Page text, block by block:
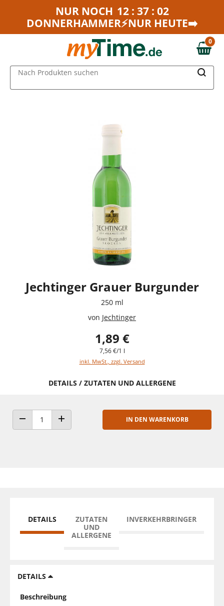
Zum Hauptinhalt springen
Zur Navigation springen
NUR NOCH 12 : 37 : 02
DONNERHAMMER⚡NUR HEUTE➡️
0,00 €
0
Nach Produkten suchen
Jechtinger Grauer Burgunder
250 ml
von Jechtinger
1,89 €
7,56 €/1 l
inkl. MwSt., zzgl. Versand
DETAILS / ZUTATEN UND ALLERGENE
ANZAHL VERRINGERNANZAHL ERHÖHEN
IN DEN WARENKORB
DETAILS
ZUTATEN
UND
ALLERGENE
INVERKEHRBRINGER
DETAILS
Beschreibung